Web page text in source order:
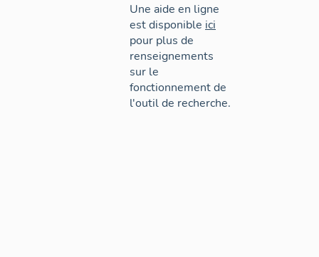
Une aide en ligne
est disponible ici
pour plus de
renseignements
sur le
fonctionnement de
l'outil de recherche.